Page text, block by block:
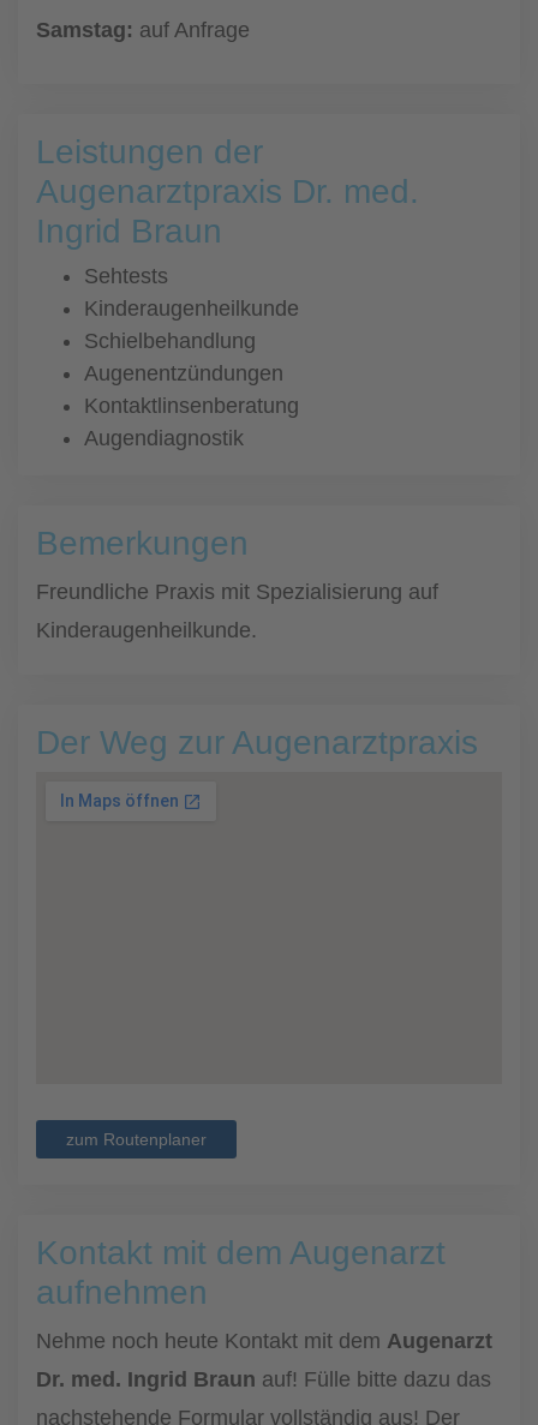
Samstag: auf Anfrage
Leistungen der
Augenarztpraxis Dr. med.
Ingrid Braun
Sehtests
Kinderaugenheilkunde
Schielbehandlung
Augenentzündungen
Kontaktlinsenberatung
Augendiagnostik
Bemerkungen
Freundliche Praxis mit Spezialisierung auf
Kinderaugenheilkunde.
Der Weg zur Augenarztpraxis
zum Routenplaner
Kontakt mit dem Augenarzt
aufnehmen
Nehme noch heute Kontakt mit dem Augenarzt
Dr. med. Ingrid Braun auf! Fülle bitte dazu das
nachstehende Formular vollständig aus! Der